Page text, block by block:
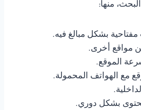
منها:
بشكل مبالغ فيه.
مواقع أخرى.
الموقع.
مع الهواتف المحمولة.
بشكل دوري.